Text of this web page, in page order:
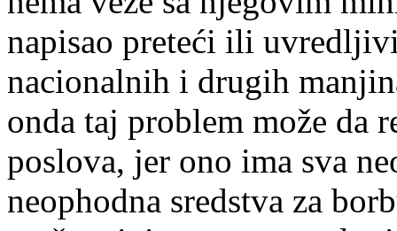
napisao preteći ili
nacionalnih i drugih
onda taj problem može da
poslova, jer ono ima sva
neophodna sredstva za